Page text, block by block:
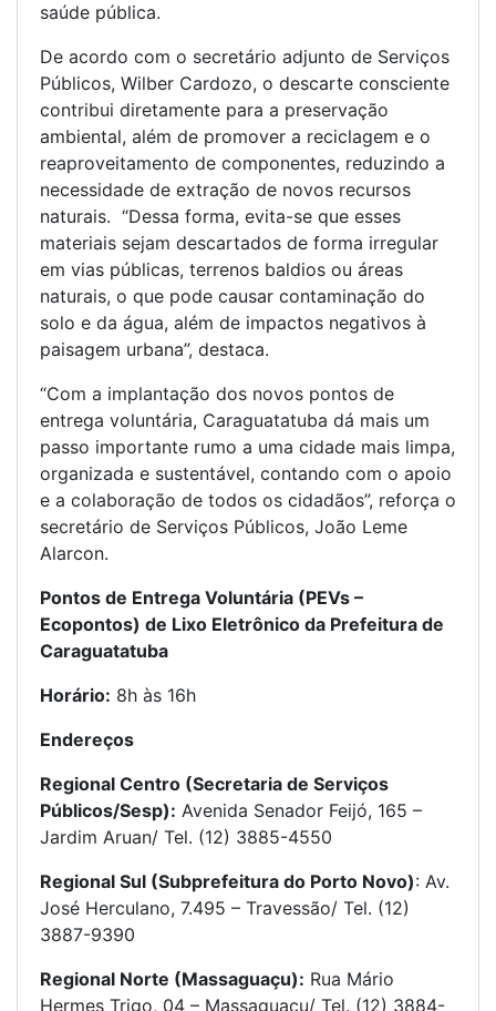
saúde pública.
De acordo com o secretário adjunto de Serviços
Públicos, Wilber Cardozo, o descarte consciente
contribui diretamente para a preservação
ambiental, além de promover a reciclagem e o
reaproveitamento de componentes, reduzindo a
necessidade de extração de novos recursos
naturais. “Dessa forma, evita-se que esses
materiais sejam descartados de forma irregular
em vias públicas, terrenos baldios ou áreas
naturais, o que pode causar contaminação do
solo e da água, além de impactos negativos à
paisagem urbana”, destaca.
“Com a implantação dos novos pontos de
entrega voluntária, Caraguatatuba dá mais um
passo importante rumo a uma cidade mais limpa,
organizada e sustentável, contando com o apoio
e a colaboração de todos os cidadãos”, reforça o
secretário de Serviços Públicos, João Leme
Alarcon.
Pontos de Entrega Voluntária (PEVs –
Ecopontos) de Lixo Eletrônico da Prefeitura de
Caraguatatuba
Horário: 8h às 16h
Endereços
Regional Centro (Secretaria de Serviços
Públicos/Sesp): Avenida Senador Feijó, 165 –
Jardim Aruan/ Tel. (12) 3885-4550
Regional Sul (Subprefeitura do Porto Novo): Av.
José Herculano, 7.495 – Travessão/ Tel. (12)
3887-9390
Regional Norte (Massaguaçu): Rua Mário
Hermes Trigo, 04 – Massaguaçu/ Tel. (12) 3884-